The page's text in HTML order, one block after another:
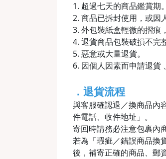
1. 超過七天的商品鑑賞期。
2. 商品已拆封使用，或因
3. 外包裝紙盒輕微的摺痕
4. 退貨商品包裝破損不完
5. 惡意或大量退貨。
6. 因個人因素而申請退貨
．退貨流程
與客服確認退／換商品內
件電話、收件地址」。
寄回時請務必注意包裹內
若為「瑕疵／錯誤商品換
後，補寄正確的商品、郵